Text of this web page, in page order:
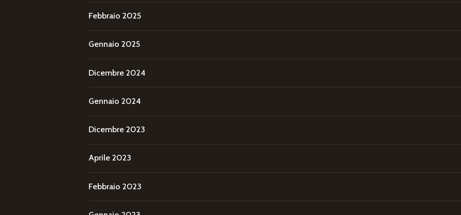
Febbraio 2025
Gennaio 2025
Dicembre 2024
Gennaio 2024
Dicembre 2023
Aprile 2023
Febbraio 2023